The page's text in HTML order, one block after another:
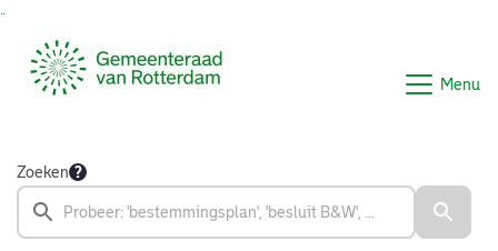
Menu
Zoeken